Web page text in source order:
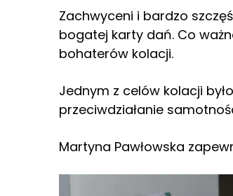
Zachwyceni i bardzo
bogatej karty dań. Co
bohaterów kolacji.
Jednym z celów kolacji
przeciwdziałanie
Martyna Pawłowska